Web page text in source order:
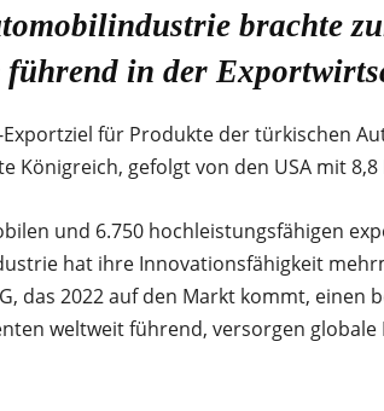
brachte
führend in der
für Produkte der türkischen
Königreich, gefolgt von den USA mit
und 6.750 hochleistungsfähigen
hat ihre Innovationsfähigkeit
das 2022 auf den Markt kommt, einen
weltweit führend, versorgen globale